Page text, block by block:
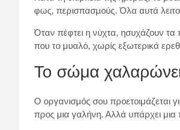
φως, περισπασμούς. Όλα αυτά
Όταν πέφτει η νύχτα, ησυχάζουν τα
που το μυαλό, χωρίς εξωτερικά
Το σώμα
Ο οργανισμός σου προετοιμάζεται
προς μια γαλήνη. Αλλά υπάρχει μια